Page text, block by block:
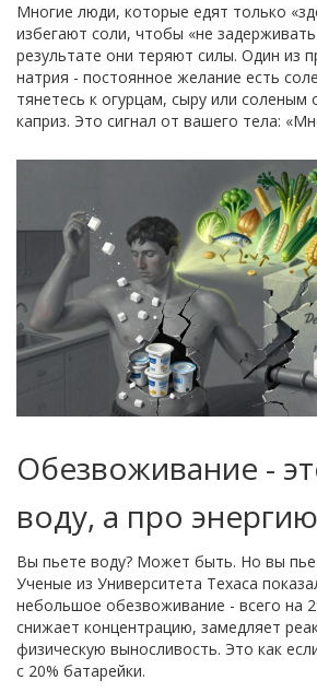
Многие люди, которые едят только
избегают соли, чтобы «не
результате они теряют силы. Один из
натрия - постоянное желание есть
тянетесь к огурцам, сыру или соленым
каприз. Это сигнал от вашего тела:
Обезвоживание -
воду, а про энергию
Вы пьете воду? Может быть. Но вы
Ученые из Университета Техаса
небольшое обезвоживание - всего на
снижает концентрацию, замедляет
физическую выносливость. Это как
с 20% батарейки.